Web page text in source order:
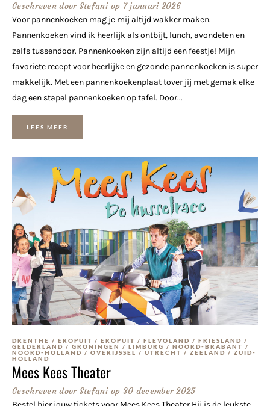
Geschreven doorStefani op 7 januari 2026
Voor pannenkoeken mag je mij altijd wakker maken.
Pannenkoeken vind ik heerlijk als ontbijt, lunch, avondeten en
zelfs tussendoor. Pannenkoeken zijn altijd een feestje! Mijn
favoriete recept voor heerlijke en gezonde pannenkoeken is super
makkelijk. Met een pannenkoekenplaat tover jij met gemak elke
dag een stapel pannenkoeken op tafel. Door...
LEES MEER
DRENTHE / EROPUIT / EROPUIT / FLEVOLAND / FRIESLAND /
GELDERLAND / GRONINGEN / LIMBURG / NOORD-BRABANT /
NOORD-HOLLAND / OVERIJSSEL / UTRECHT / ZEELAND / ZUID-
HOLLAND
Mees Kees Theater
Geschreven doorStefani op 30 december 2025